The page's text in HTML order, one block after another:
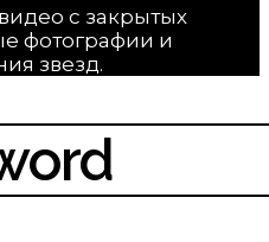
с закрытых
фотографии и
звезд.